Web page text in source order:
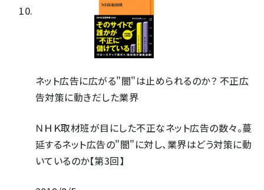
ネット広告に広がる"闇"は止められるのか？ 不正広
告対策に動きだした業界
ＮＨＫ取材班が目にした不正なネット広告の数々。蔓
延するネット広告の"闇"に対し、業界はどう対策に動
いているのか【第3回】